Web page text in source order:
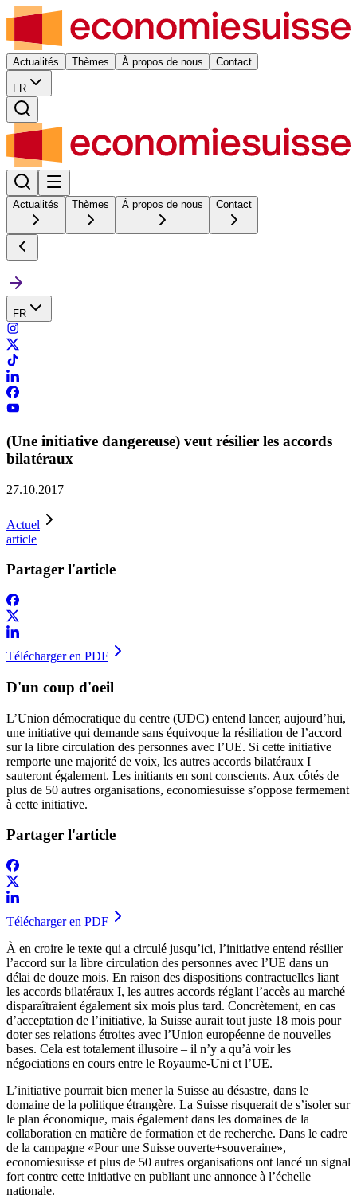
Actualités Thèmes À propos de nous Contact
FR
Actualités Thèmes À propos de nous Contact
FR
(Une initiative dangereuse) veut résilier les accords
bilatéraux
27.10.2017
Actuel
article
Partager l'article
Télécharger en PDF
D'un coup d'oeil
L’Union démocratique du centre (UDC) entend lancer, aujourd’hui,
une initiative qui demande sans équivoque la résiliation de l’accord
sur la libre circulation des personnes avec l’UE. Si cette initiative
remporte une majorité de voix, les autres accords bilatéraux I
sauteront également. Les initiants en sont conscients. Aux côtés de
plus de 50 autres organisations, economiesuisse s’oppose fermement
à cette initiative.
Partager l'article
Télécharger en PDF
À en croire le texte qui a circulé jusqu’ici, l’initiative entend résilier
l’accord sur la libre circulation des personnes avec l’UE dans un
délai de douze mois. En raison des dispositions contractuelles liant
les accords bilatéraux I, les autres accords réglant l’accès au marché
disparaîtraient également six mois plus tard. Concrètement, en cas
d’acceptation de l’initiative, la Suisse aurait tout juste 18 mois pour
doter ses relations étroites avec l’Union européenne de nouvelles
bases. Cela est totalement illusoire – il n’y a qu’à voir les
négociations en cours entre le Royaume-Uni et l’UE.
L’initiative pourrait bien mener la Suisse au désastre, dans le
domaine de la politique étrangère. La Suisse risquerait de s’isoler sur
le plan économique, mais également dans les domaines de la
collaboration en matière de formation et de recherche. Dans le cadre
de la campagne «Pour une Suisse ouverte+souveraine»,
economiesuisse et plus de 50 autres organisations ont lancé un signal
fort contre cette initiative en publiant une annonce à l’échelle
nationale.